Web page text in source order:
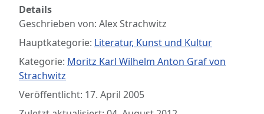
Details
Geschrieben von: Alex Strachwitz
Hauptkategorie: Literatur, Kunst und Kultur
Kategorie: Moritz Karl Wilhelm Anton Graf von
Strachwitz
Veröffentlicht: 17. April 2005